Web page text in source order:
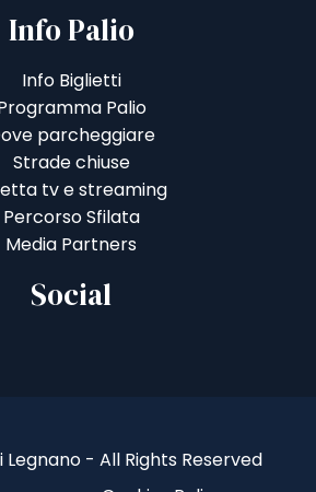
Info Palio
Info Biglietti
Palio
parcheggiare
Strade chiuse
tv e streaming
Percorso Sfilata
Media Partners
Social
Legnano - All Rights Reserved